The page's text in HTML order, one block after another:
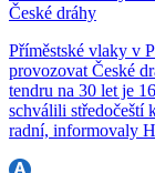
České dráhy
Příměstské vlaky v
provozovat České
tendru na 30 let je
schválili středočeští
radní, informovaly